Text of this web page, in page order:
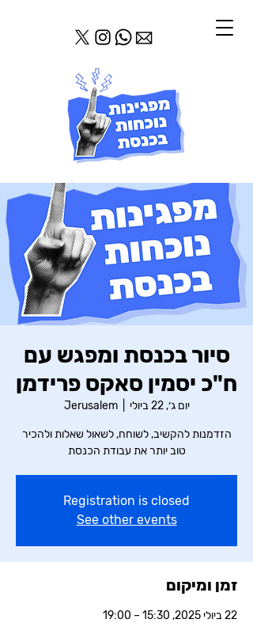
סיור בכנסת ומפגש עם
ח"כ יסמין סאקס פרידמן
יום ג׳, 22 ביולי
  |
Jerusalem
הזדמנות להקשיב, לשוחח, לשאול שאלות ולהכיר
טוב יותר את עבודת הכנסת
Registration is closed
See other events
זמן ומיקום
22 ביולי 2025, 15:30 – 19:00